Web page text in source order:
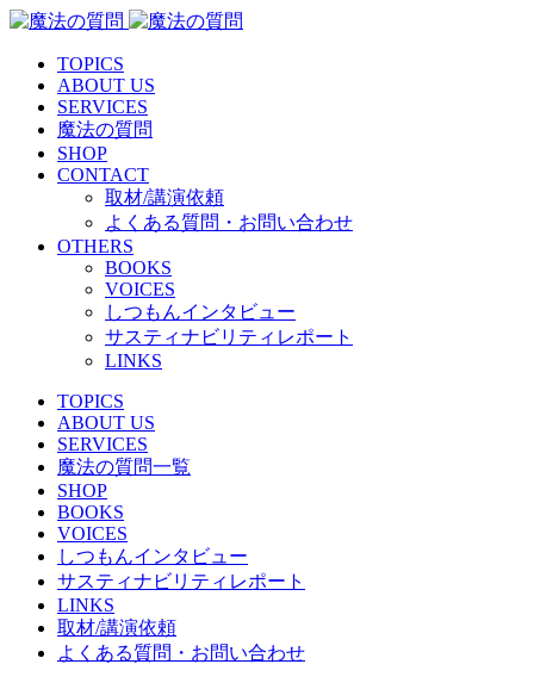
TOPICS
ABOUT US
SERVICES
魔法の質問
SHOP
CONTACT
取材/講演依頼
よくある質問・お問い合わせ
OTHERS
BOOKS
VOICES
しつもんインタビュー
サスティナビリティレポート
LINKS
TOPICS
ABOUT US
SERVICES
魔法の質問一覧
SHOP
BOOKS
VOICES
しつもんインタビュー
サスティナビリティレポート
LINKS
取材/講演依頼
よくある質問・お問い合わせ